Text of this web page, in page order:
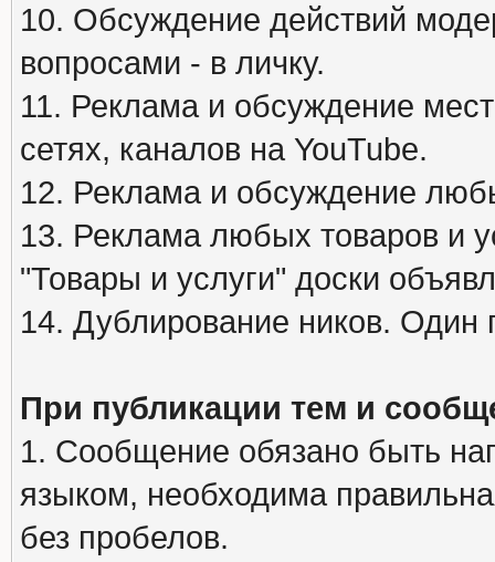
10. Обсуждение действий
вопросами - в личку.
11. Реклама и обсуждение
сетях, каналов на YouTube.
12. Реклама и обсуждение
13. Реклама любых товаров и
"Товары и услуги" доски
14. Дублирование ников. Один
При публикации тем и
1. Сообщение обязано быть
языком, необходима
без пробелов.